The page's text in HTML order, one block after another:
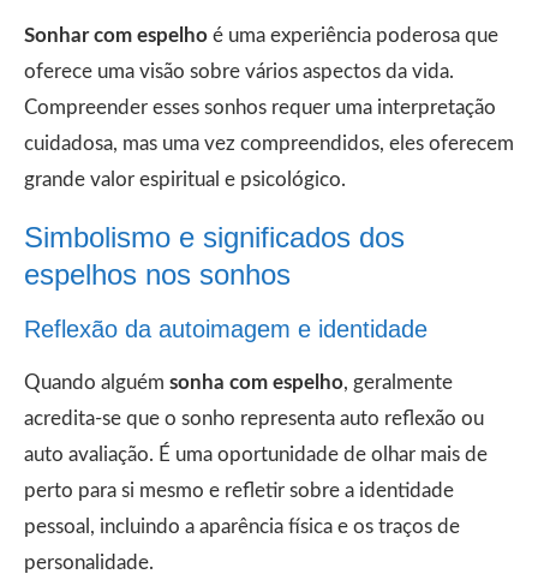
Sonhar com espelho é uma experiência poderosa que
oferece uma visão sobre vários aspectos da vida.
Compreender esses sonhos requer uma interpretação
cuidadosa, mas uma vez compreendidos, eles oferecem
grande valor espiritual e psicológico.
Simbolismo e significados dos
espelhos nos sonhos
Reflexão da autoimagem e identidade
Quando alguém sonha com espelho, geralmente
acredita-se que o sonho representa auto reflexão ou
auto avaliação. É uma oportunidade de olhar mais de
perto para si mesmo e refletir sobre a identidade
pessoal, incluindo a aparência física e os traços de
personalidade.